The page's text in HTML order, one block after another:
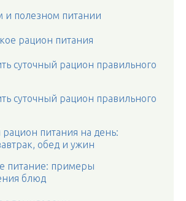
и полезном питании
рацион питания
суточный рацион правильного
суточный рацион правильного
питания на день:
обед и ужин
питание: примеры
блюд